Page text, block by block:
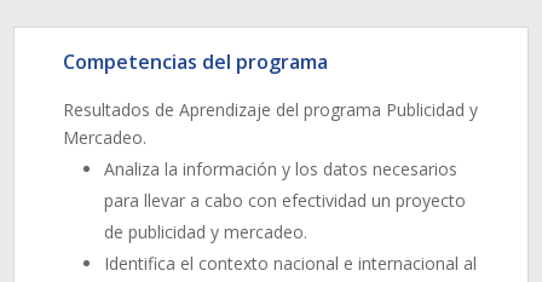
Competencias del programa
Resultados de Aprendizaje del programa Publicidad y
Mercadeo.
Analiza la información y los datos necesarios
para llevar a cabo con efectividad un proyecto
de publicidad y mercadeo.
Identifica el contexto nacional e internacional al